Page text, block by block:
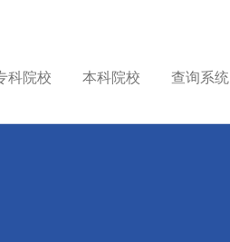
科院校 本科院校 查询系统